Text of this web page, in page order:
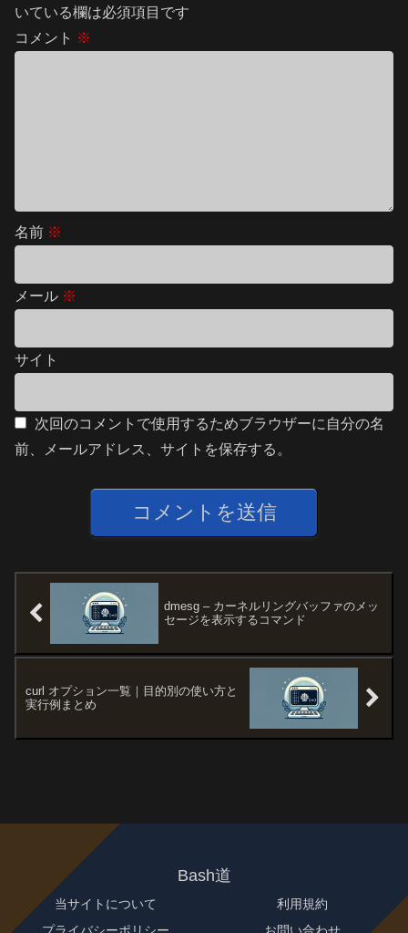
いている欄は必須項目です
コメント ※
名前 ※
メール ※
サイト
次回のコメントで使用するためブラウザーに自分の名
前、メールアドレス、サイトを保存する。
dmesg – カーネルリングバッファのメッ
セージを表示するコマンド
curl オプション一覧｜目的別の使い方と
実行例まとめ
Bash道
当サイトについて
利用規約